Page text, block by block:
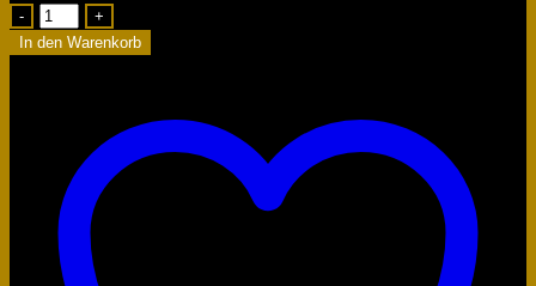
Traumwandler
des
Menge
In den Warenkorb